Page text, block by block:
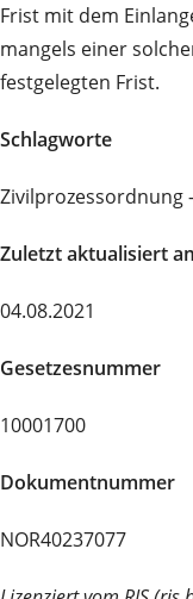
Frist mit dem
mangels einer
festgelegten Frist.
Schlagworte
Zivilprozessordnung
Zuletzt aktualisiert
04.08.2021
Gesetzesnummer
10001700
Dokumentnummer
NOR40237077